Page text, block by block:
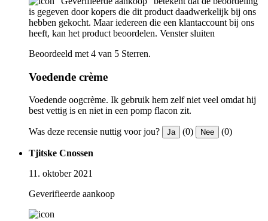
is gegeven door kopers die dit product daadwerkelijk bij ons
hebben gekocht. Maar iedereen die een klantaccount bij ons
heeft, kan het product beoordelen. Venster sluiten
Beoordeeld met 4 van 5 Sterren.
Voedende crème
Voedende oogcrème. Ik gebruik hem zelf niet veel omdat hij
best vettig is en niet in een pomp flacon zit.
Was deze recensie nuttig voor jou? Ja (0) Nee (0)
Tjitske Cnossen
11. oktober 2021
Geverifieerde aankoop